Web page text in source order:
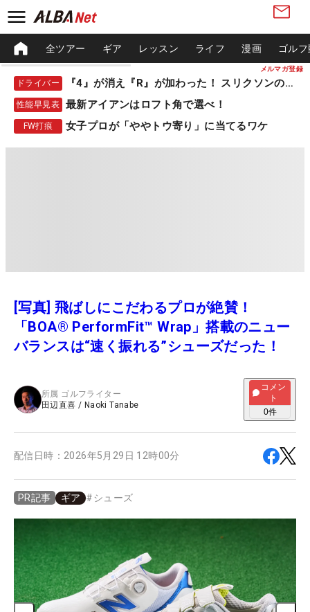
メルマガ登録
全ツアー ギア レッスン ライフ 漫画 ゴル
ドライバー 『4』が消え『R』が加わった！ スリクソンの新作
性能早見表 最新アイアンはロフト角で選べ！
FW打痕 女子プロが「ややトウ寄り」に当てるワケ
[写真] 飛ばしにこだわるプロが絶賛！
「BOA® PerformFit™ Wrap」搭載のニュー
バランスは“速く振れる”シューズだった！
所属 ゴルフライター
田辺直喜 / Naoki Tanabe
コメン
ト
0件
配信日時： 2026年5月29日 12時00分
PR記事 ギア # シューズ